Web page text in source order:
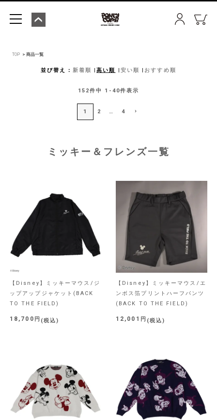
TOP 商品一覧
並び替え 新着順 高い順 安い順 おすすめ順
152件中 1 - 40件表示
1 2 … 4
ミッキー＆フレンズ一覧
【Disney】ミッキーマウス/ジ
ップアップジャケット(BACK
TO THE FIELD)
18,700 税込
【Disney】ミッキーマウス/エ
ンボス箔プリントハーフパンツ
(BACK TO THE FIELD)
12,001 税込